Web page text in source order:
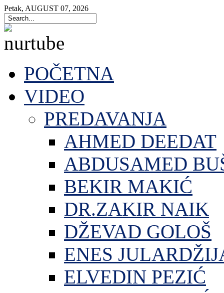
Petak, AUGUST 07, 2026
POČETNA
VIDEO
PREDAVANJA
AHMED DEEDAT
ABDUSAMED
BEKIR MAKIĆ
DR.ZAKIR NAIK
DŽEVAD GOLOŠ
ENES
ELVEDIN PEZIĆ